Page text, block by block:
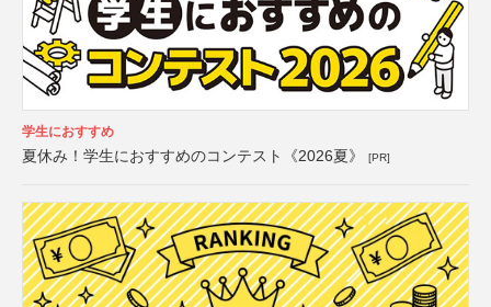
学生におすすめ
夏休み！学生におすすめのコンテスト《2026夏》 [PR]